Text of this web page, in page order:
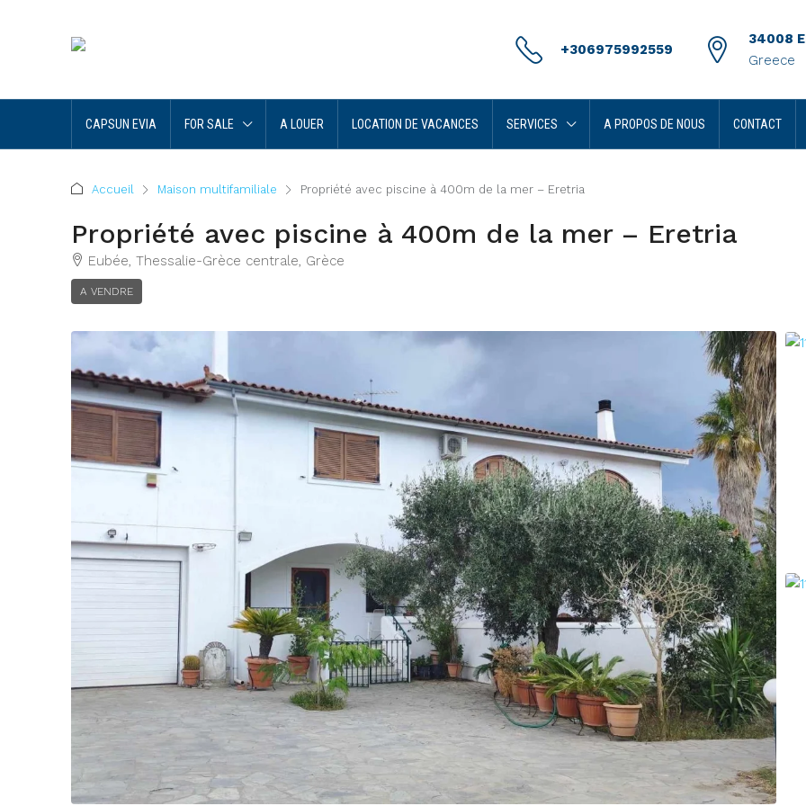
+306975992559
34008
Greece
CAPSUN EVIA FOR SALE A LOUER LOCATION DE VACANCES SERVICES A PROPOS DE NOUS CONTACT
Accueil Maison multifamiliale Propriété avec piscine à 400m de la mer – Eretria
Propriété avec piscine à 400m de la mer – Eretria
Eubée, Thessalie-Grèce centrale, Grèce
A VENDRE